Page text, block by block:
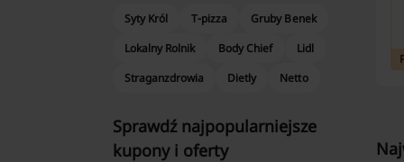
Syty Król T-pizza
Gruby Benek
Lokalny Rolnik
Body Chief
Lidl
Straganzdrowia
Dietly Netto
Sprawdź najpopularniejsze
kupony i oferty